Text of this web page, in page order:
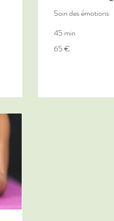
Soin des émotions
45 min
euros
65 €